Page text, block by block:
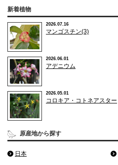
新着植物
2026.07.16
マンゴスチン(3)
2026.06.01
アデニウム
2026.05.01
コロキア・コトネアスター
原産地から探す
日本